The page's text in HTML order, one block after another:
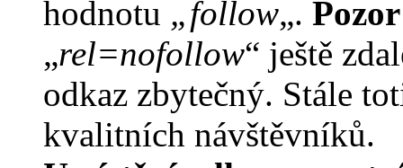
hodnotu „follow„. Pozor
„rel=nofollow“ ještě
odkaz zbytečný. Stále
kvalitních návštěvníků.